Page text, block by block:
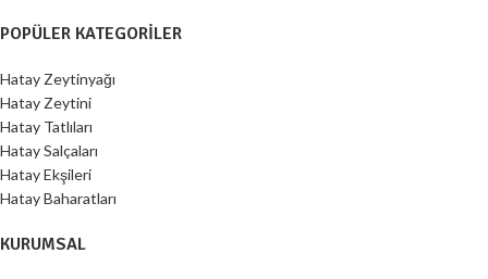
POPÜLER KATEGORILER
Hatay Zeytinyağı
Hatay Zeytini
Hatay Tatlıları
Hatay Salçaları
Hatay Ekşileri
Hatay Baharatları
KURUMSAL